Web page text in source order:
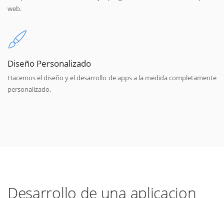
web.
Diseño Personalizado
Hacemos el diseño y el desarrollo de apps a la medida completamente
personalizado.
Desarrollo de una aplicacion